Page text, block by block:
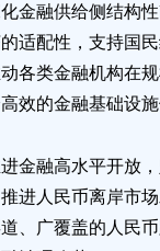
金融供给侧结构
适配性，支持国
各类金融机构在
效的金融基础设
金融高水平开放
进人民币离岸市
、广覆盖的人民